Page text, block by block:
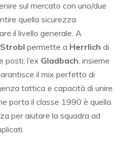
sul mercato con uno/due
quella sicurezza
il livello generale. A
Strobl permette a Herrlich di
posti; l’ex Gladbach, insieme
il mix perfetto di
tattica e capacità di unire
porta il classe 1990 è quella
per aiutare la squadra ad